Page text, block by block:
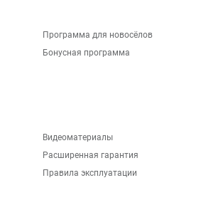
Программа для новосёлов
Бонусная программа
Видеоматериалы
Расширенная гарантия
Правила эксплуатации